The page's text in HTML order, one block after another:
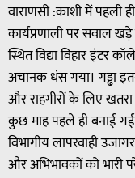
वाराणसी :काशी में पहली
कार्यप्रणाली पर सवाल
स्थित विद्या विहार इंटर
अचानक धंस गया। गड्ढा
और राहगीरों के लिए
कुछ माह पहले ही बनाई
विभागीय लापरवाही
और अभिभावकों को भारी